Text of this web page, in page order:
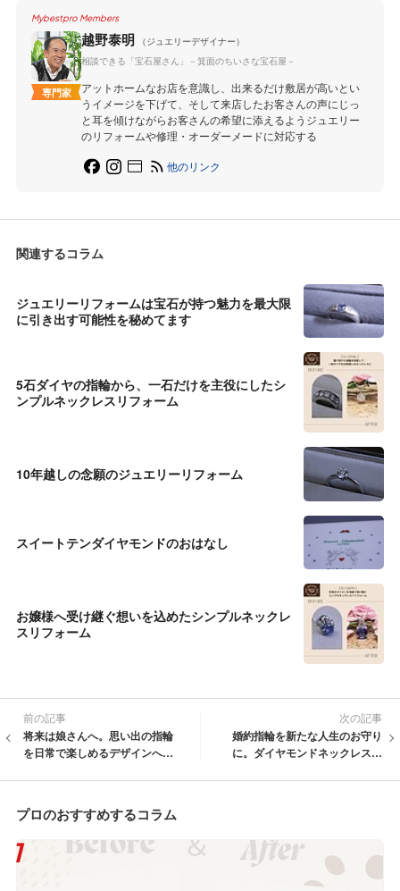
Mybestpro Members
専門家
越野泰明
（ジュエリーデザイナー）
相談できる「宝石屋さん」－箕面のちいさな宝石屋－
アットホームなお店を意識し、出来るだけ敷居が高いとい
うイメージを下げて、そして来店したお客さんの声にじっ
と耳を傾けながらお客さんの希望に添えるようジュエリー
のリフォームや修理・オーダーメードに対応する
他のリンク
関連するコラム
ジュエリーリフォームは宝石が持つ魅力を最大限
に引き出す可能性を秘めてます
5石ダイヤの指輪から、一石だけを主役にしたシ
ンプルネックレスリフォーム
10年越しの念願のジュエリーリフォーム
スイートテンダイヤモンドのおはなし
お嬢様へ受け継ぐ想いを込めたシンプルネックレ
スリフォーム
前の記事
将来は娘さんへ。思い出の指輪
を日常で楽しめるデザインへリ
次の記事
婚約指輪を新たな人生のお守り
に。ダイヤモンドネックレスへ
プロのおすすめするコラム